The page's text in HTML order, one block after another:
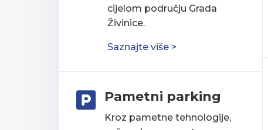
cijelom području Grada
Živinice.
Saznajte više >
 Pametni parking
Kroz pametne tehnologije,